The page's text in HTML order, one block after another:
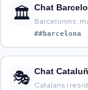
🏛️ Chat
Barcelonins,
##barcelona
🎭 Chat
Catalans i